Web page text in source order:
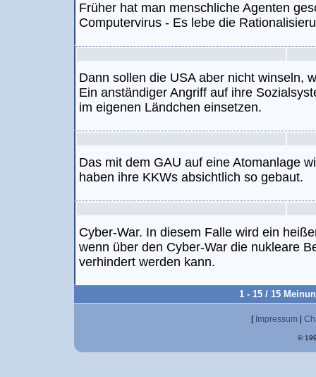
Früher hat man menschliche Agenten
Computervirus - Es lebe die
Dann sollen die USA aber nicht winseln,
Ein anständiger Angriff auf ihre
im eigenen Ländchen einsetzen.
Das mit dem GAU auf eine Atomanlage
haben ihre KKWs absichtlich so gebaut.
Cyber-War. In diesem Falle wird ein
wenn über den Cyber-War die nukleare
verhindert werden kann.
1 - 15 / 15
[ Impressum
©